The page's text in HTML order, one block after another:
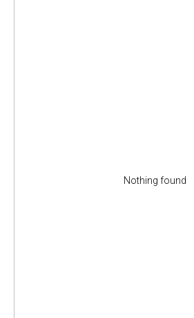
Nothing found